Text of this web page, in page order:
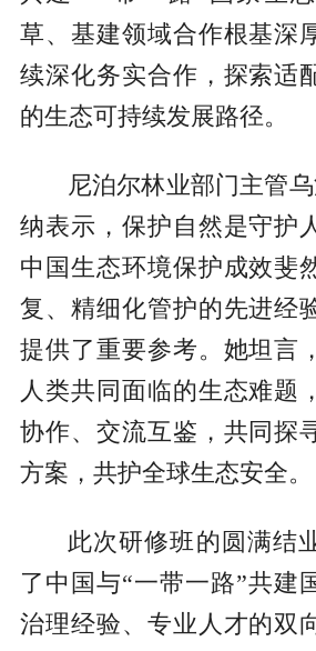
草、基建领域合作根基深
续深化务实合作，探索适
的生态可持续发展路径。
尼泊尔林业部门主管乌
纳表示，保护自然是守护
中国生态环境保护成效斐
复、精细化管护的先进经
提供了重要参考。她坦言
人类共同面临的生态难题
协作、交流互鉴，共同探
方案，共护全球生态安全。
此次研修班的圆满结
了中国与“一带一路”共建
治理经验、专业人才的双